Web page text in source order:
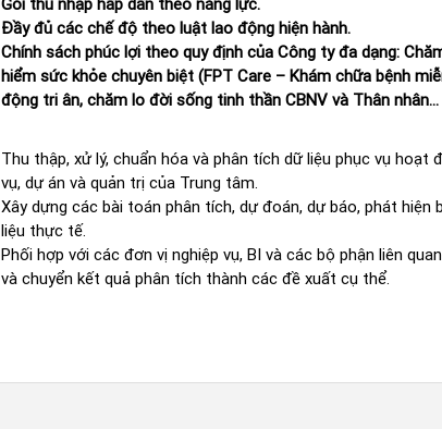
Đầy đủ các chế độ theo luật lao động hiện hành.
Chính sách phúc lợi theo quy định của Công ty đa dạng:
hiểm sức khỏe chuyên biệt (FPT Care – Khám chữa bệnh
động tri ân, chăm lo đời sống tinh thần CBNV và Thân
Thu thập, xử lý, chuẩn hóa và phân tích dữ liệu phục vụ hoạt
vụ, dự án và quản trị của Trung tâm.
Xây dựng các bài toán phân tích, dự đoán, dự báo, phát
liệu thực tế.
Phối hợp với các đơn vị nghiệp vụ, BI và các bộ phận liên
và chuyển kết quả phân tích thành các đề xuất cụ thể.